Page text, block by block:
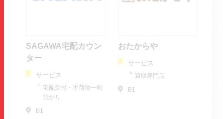
SAGAWA宅配カウン
ター
サービス
宅配受付・手荷物一時
預かり
B1
おたからや
サービス
買取専門店
B1